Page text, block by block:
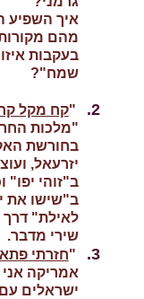
איך השפיע
מהם
בעקבות
שמח"?
2.
"קח מקל
"מלכות
בחורשת
יזרעאל,
ב"זוהי יפו"
ב"שישו את
לאילת" דרך
שירי מדבר.
3.
"חזרתי
אמריקה
ישראלים